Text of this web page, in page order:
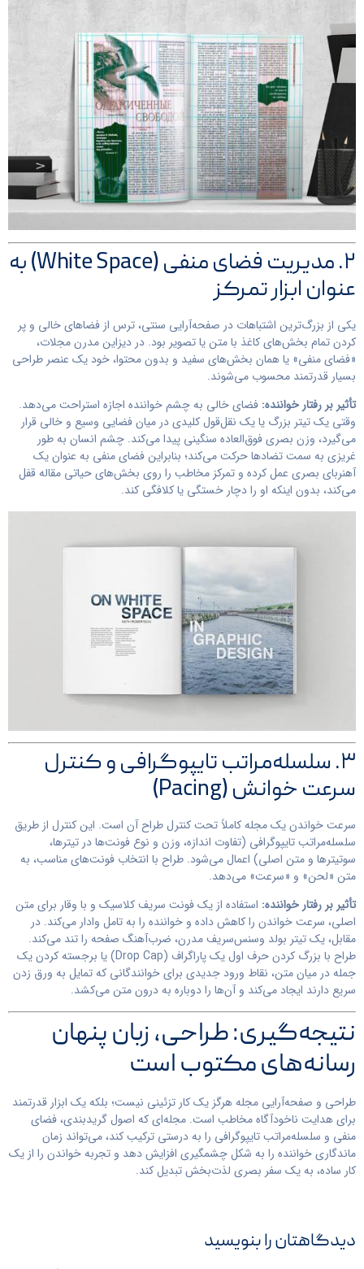
۲. مدیریت فضای منفی (White Space) به
عنوان ابزار تمرکز
یکی از بزرگ‌ترین اشتباهات در صفحه‌آرایی سنتی، ترس از فضاهای خالی و پر
کردن تمام بخش‌های کاغذ با متن یا تصویر بود. در دیزاین مدرن مجلات،
«فضای منفی» یا همان بخش‌های سفید و بدون محتوا، خود یک عنصر طراحی
بسیار قدرتمند محسوب می‌شوند.
تأثیر بر رفتار خواننده: فضای خالی به چشم خواننده اجازه استراحت می‌دهد.
وقتی یک تیتر بزرگ یا یک نقل‌قول کلیدی در میان فضایی وسیع و خالی قرار
می‌گیرد، وزن بصری فوق‌العاده سنگینی پیدا می‌کند. چشم انسان به طور
غریزی به سمت تضادها حرکت می‌کند؛ بنابراین فضای منفی به عنوان یک
آهنربای بصری عمل کرده و تمرکز مخاطب را روی بخش‌های حیاتی مقاله قفل
می‌کند، بدون اینکه او را دچار خستگی یا کلافگی کند.
۳. سلسله‌مراتب تایپوگرافی و کنترل
سرعت خوانش (Pacing)
سرعت خواندن یک مجله کاملاً تحت کنترل طراح آن است. این کنترل از طریق
سلسله‌مراتب تایپوگرافی (تفاوت اندازه، وزن و نوع فونت‌ها در تیترها،
سوتیترها و متن اصلی) اعمال می‌شود. طراح با انتخاب فونت‌های مناسب، به
متن «لحن» و «سرعت» می‌دهد.
تأثیر بر رفتار خواننده: استفاده از یک فونت سریف کلاسیک و با وقار برای متن
اصلی، سرعت خواندن را کاهش داده و خواننده را به تامل وادار می‌کند. در
مقابل، یک تیتر بولد وسنس‌سریف مدرن، ضرب‌آهنگ صفحه را تند می‌کند.
طراح با بزرگ کردن حرف اول یک پاراگراف (Drop Cap) یا برجسته کردن یک
جمله در میان متن، نقاط ورود جدیدی برای خوانندگانی که تمایل به ورق زدن
سریع دارند ایجاد می‌کند و آن‌ها را دوباره به درون متن می‌کشد.
نتیجه‌گیری: طراحی، زبان پنهان
رسانه‌های مکتوب است
طراحی و صفحه‌آرایی مجله هرگز یک کار تزئینی نیست؛ بلکه یک ابزار قدرتمند
برای هدایت ناخودآگاه مخاطب است. مجله‌ای که اصول گریدبندی، فضای
منفی و سلسله‌مراتب تایپوگرافی را به درستی ترکیب کند، می‌تواند زمان
ماندگاری خواننده را به شکل چشمگیری افزایش دهد و تجربه خواندن را از یک
کار ساده، به یک سفر بصری لذت‌بخش تبدیل کند.
دیدگاهتان را بنویسید